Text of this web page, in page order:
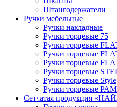
Штангодержатели
Ручки мебельные
Ручки накладные
Ручки торцевые 75
Ручки торцевые
Ручки торцевые
Ручки торцевые
Ручки торцевые
Ручки торцевые Style
Ручки торцевые РАМ
Сетчатая продукция